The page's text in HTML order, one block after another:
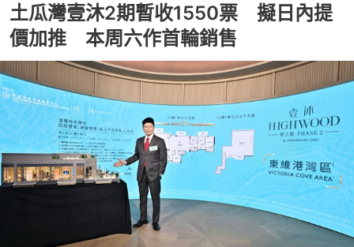
土瓜灣壹沐2期暫收1550票 擬日內提
價加推 本周六作首輪銷售